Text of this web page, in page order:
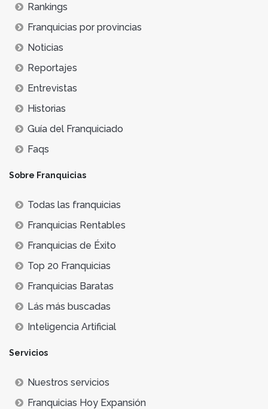
Rankings
Franquicias por provincias
Noticias
Reportajes
Entrevistas
Historias
Guía del Franquiciado
Faqs
Sobre Franquicias
Todas las franquicias
Franquicias Rentables
Franquicias de Éxito
Top 20 Franquicias
Franquicias Baratas
Lás más buscadas
Inteligencia Artificial
Servicios
Nuestros servicios
Franquicias Hoy Expansión